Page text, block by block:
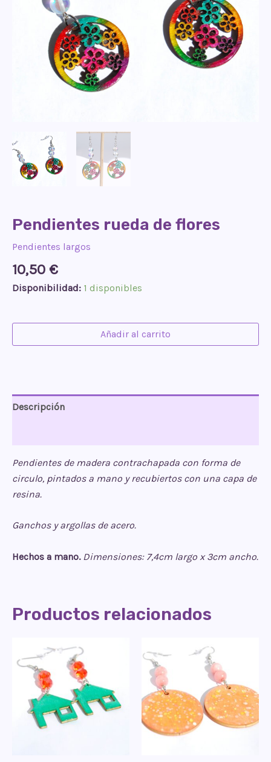
Pendientes rueda de flores
Pendientes largos
10,50 €
Disponibilidad: 1 disponibles
Añadir al carrito
Descripción
Pendientes de madera contrachapada con forma de
circulo, pintados a mano y recubiertos con una capa de
resina.
Ganchos y argollas de acero.
Hechos a mano. Dimensiones: 7,4cm largo x 3cm ancho.
Productos relacionados